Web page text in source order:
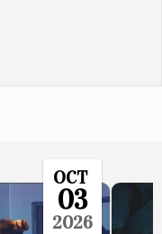
OCT
03
2026